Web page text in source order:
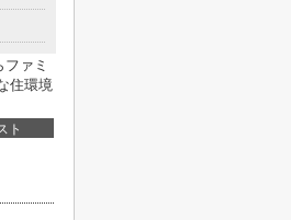
ァミ
住環境
ト